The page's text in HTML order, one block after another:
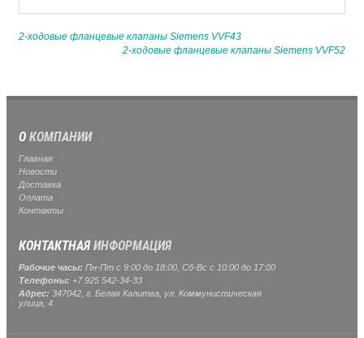
2-ходовые фланцевые клапаны Siemens VVF43
2-ходовые фланцевые клапаны Siemens VVF52
О КОМПАНИИ
Главная
Новости
Доставка
Оплата
Контакты
КОНТАКТНАЯИНФОРМАЦИЯ
Рабочие часы: Пн-Пт с 9:00 до 18:00, Сб-Вс с 10:00 до 17:00
Телефоны: +7 925 542-34-33
Адрес: 347042, г. Белая Калитва, ул. Коммунистическая
улица, 4